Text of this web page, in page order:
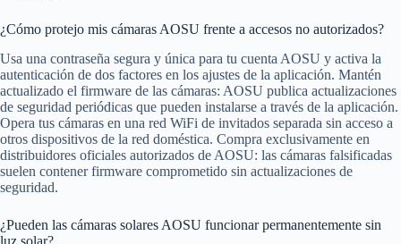
¿Cómo protejo mis cámaras AOSU frente a accesos no autorizados?
Usa una contraseña segura y única para tu cuenta AOSU y activa la
autenticación de dos factores en los ajustes de la aplicación. Mantén
actualizado el firmware de las cámaras: AOSU publica actualizaciones
de seguridad periódicas que pueden instalarse a través de la aplicación.
Opera tus cámaras en una red WiFi de invitados separada sin acceso a
otros dispositivos de la red doméstica. Compra exclusivamente en
distribuidores oficiales autorizados de AOSU: las cámaras falsificadas
suelen contener firmware comprometido sin actualizaciones de
seguridad.
¿Pueden las cámaras solares AOSU funcionar permanentemente sin
luz solar?